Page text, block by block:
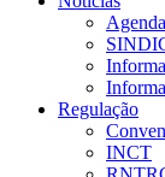
Regulação
INCT